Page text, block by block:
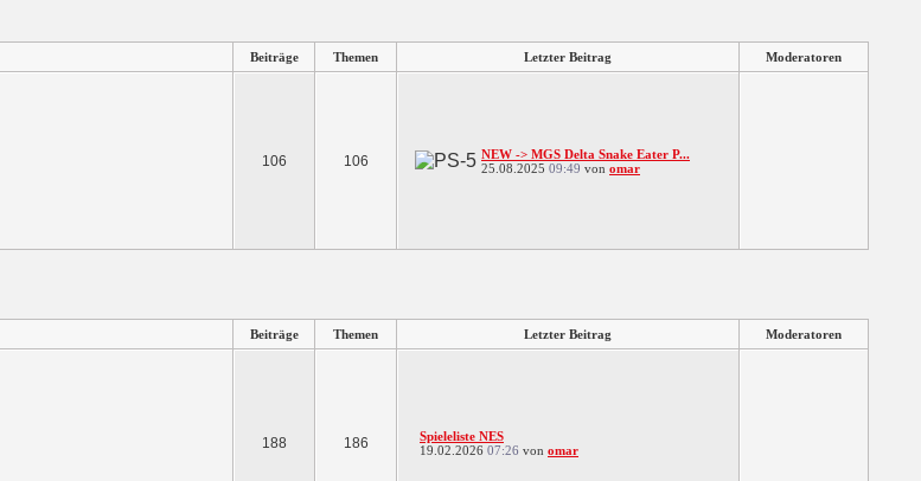
Beiträge Themen Letzter Beitrag Moderatoren
106 106
NEW -> MGS Delta Snake Eater P...
25.08.2025 09:49 von omar
Beiträge Themen Letzter Beitrag Moderatoren
188 186
Spieleliste NES
19.02.2026 07:26 von omar